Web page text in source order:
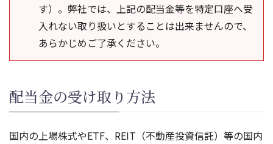
す）。弊社では、上記の配当金等を特定口座へ受
入れない取り扱いとすることは出来ませんので、
あらかじめご了承ください。
配当金の受け取り方法
国内の上場株式やETF、REIT（不動産投資信託）等の国内